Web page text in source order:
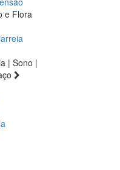
e Flora
| Sono |